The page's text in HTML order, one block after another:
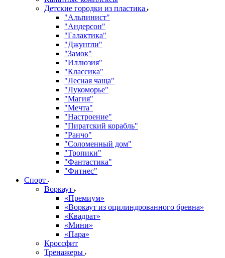
Детские городки из пластика
"Альпинист"
"Андерсон"
"Галактика"
"Джунгли"
"Замок"
"Иллюзия"
"Классика"
"Лесная чаща"
"Лукоморье"
"Магия"
"Мечта"
"Настроение"
"Пиратский корабль"
"Ранчо"
"Соломенный дом"
"Тропики"
"Фантастика"
"Фитнес"
Спорт
Воркаут
«Премиум»
«Воркаут из оцилиндрованного бревна»
«Квадрат»
«Мини»
«Пара»
Кроссфит
Тренажеры